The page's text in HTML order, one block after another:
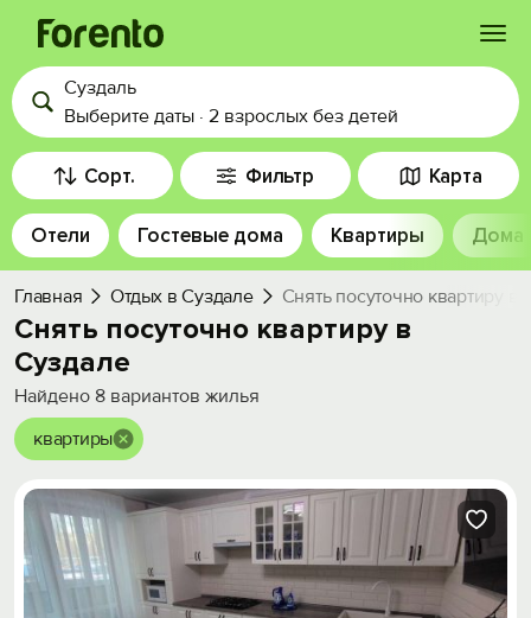
Войти
Избранное
История просмотра
Добавить свой объект
Суздаль
Выберите даты · 2 взрослых без детей
Сорт. Фильтр Карта
Отели Гостевые дома Квартиры Дома
Главная Отдых в Суздале Снять посуточно квартиру в
Снять посуточно квартиру в
Суздале
Найдено 8 вариантов жилья
квартиры